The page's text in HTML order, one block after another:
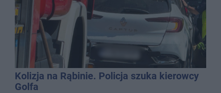
Kolizja na Rąbinie. Policja szuka kierowcy
Golfa